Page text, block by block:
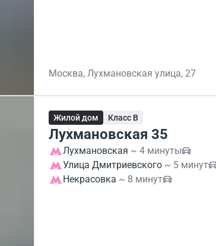
Москва, Лухмановская улица, 27
Жилой дом Класс B
Лухмановская 35
Лухмановская ~ 4 минуты
Улица Дмитриевского ~ 5 минут
Некрасовка ~ 8 минут